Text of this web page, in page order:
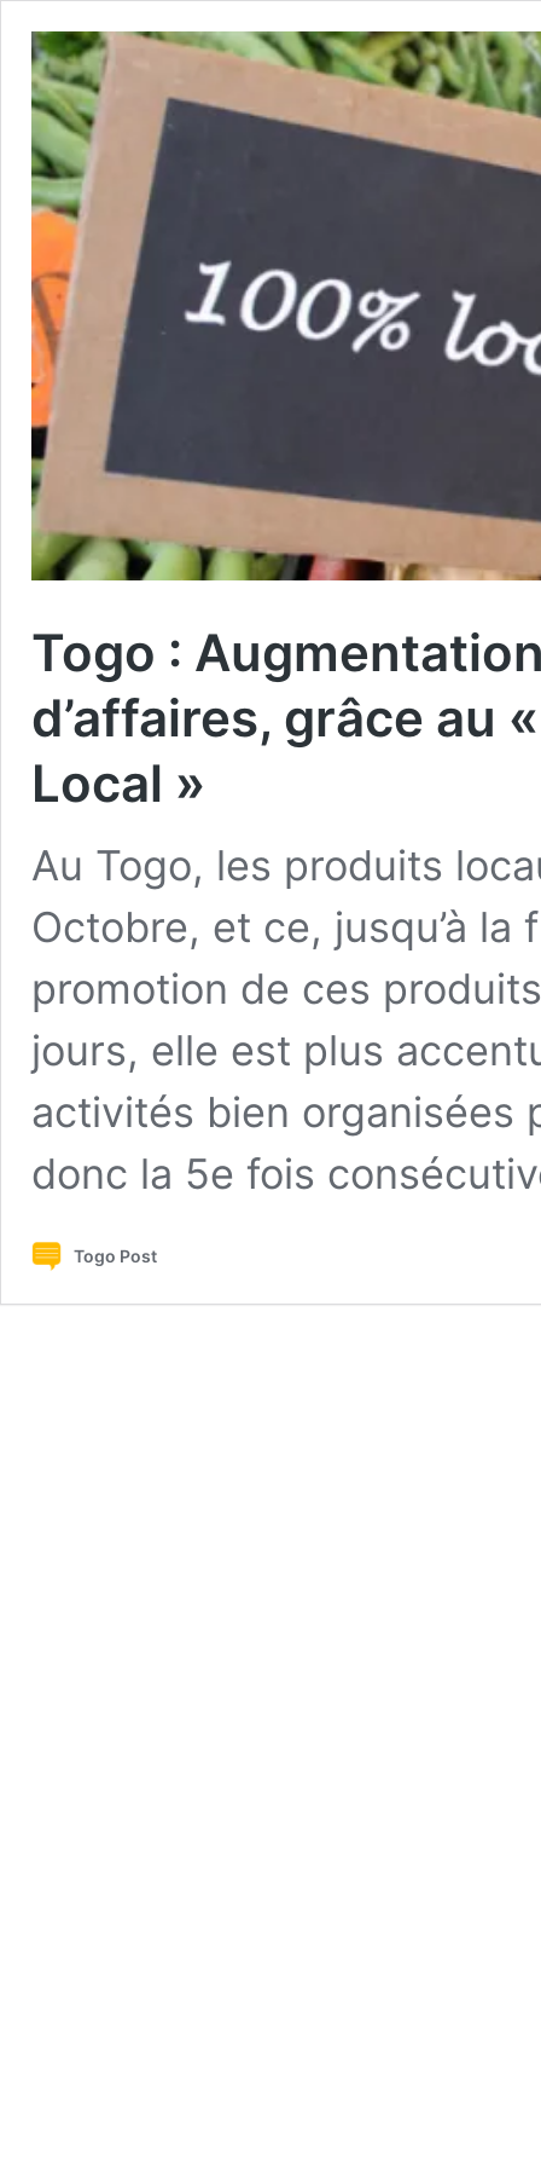
Togo :
d’affaires, grâce au
Local »
Au Togo, les produits
Octobre, et ce, jusqu’à la
promotion de ces
jours, elle est plus
activités bien organisées
donc la 5e fois
Togo Post